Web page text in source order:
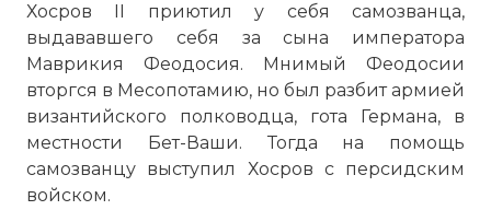
Хосров II приютил у себя самозванца,
выдававшего себя за сына императора
Маврикия Феодосия. Мнимый Феодосии
вторгся в Месопотамию, но был разбит армией
византийского полководца, гота Германа, в
местности Бет-Ваши. Тогда на помощь
самозванцу выступил Хосров с персидским
войском.